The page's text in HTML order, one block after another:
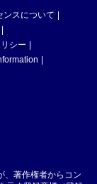
ンスについて
シー
、著作権者からコン